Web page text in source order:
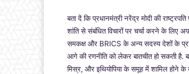
बता दें कि प्रधानमंत्री नरेंद्र मोदी की
शांति से संबंधित विचारों पर चर्चा करने के
समकक्ष और BRICS के अन्य सदस्य देशों के
आगे की रणनीति को लेकर बातचीत हो सकती
मिस्र, और इथियोपिया के समूह में शामिल होने के